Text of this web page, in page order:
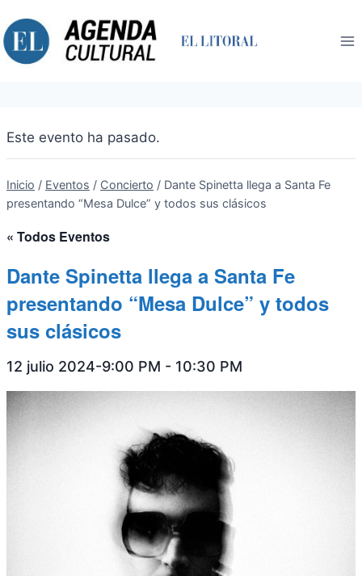
al
contenido
Este evento ha pasado.
Inicio / Eventos / Concierto / Dante Spinetta llega a Santa Fe
presentando “Mesa Dulce” y todos sus clásicos
« Todos Eventos
Dante Spinetta llega a Santa Fe
presentando “Mesa Dulce” y todos
sus clásicos
12 julio 2024-9:00 PM - 10:30 PM